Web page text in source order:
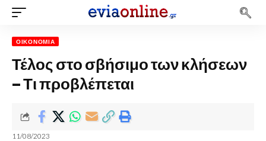
ΟΙΚΟΝΟΜΊΑ
Τέλος στο σβήσιμο των κλήσεων
– Τι προβλέπεται
11/08/2023